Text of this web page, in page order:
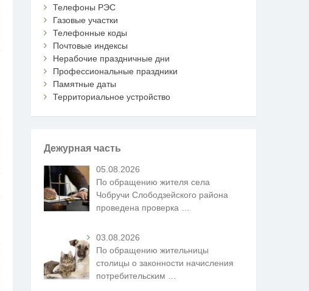
Телефоны РЭС
Газовые участки
Телефонные коды
Почтовые индексы
Нерабочие праздничные дни
Профессиональные праздники
Памятные даты
Территориальное устройство
Дежурная часть
05.08.2026
По обращению жителя села
Чобручи Слободзейского района
проведена проверка …
03.08.2026
По обращению жительницы
столицы о законности начисления
потребительским